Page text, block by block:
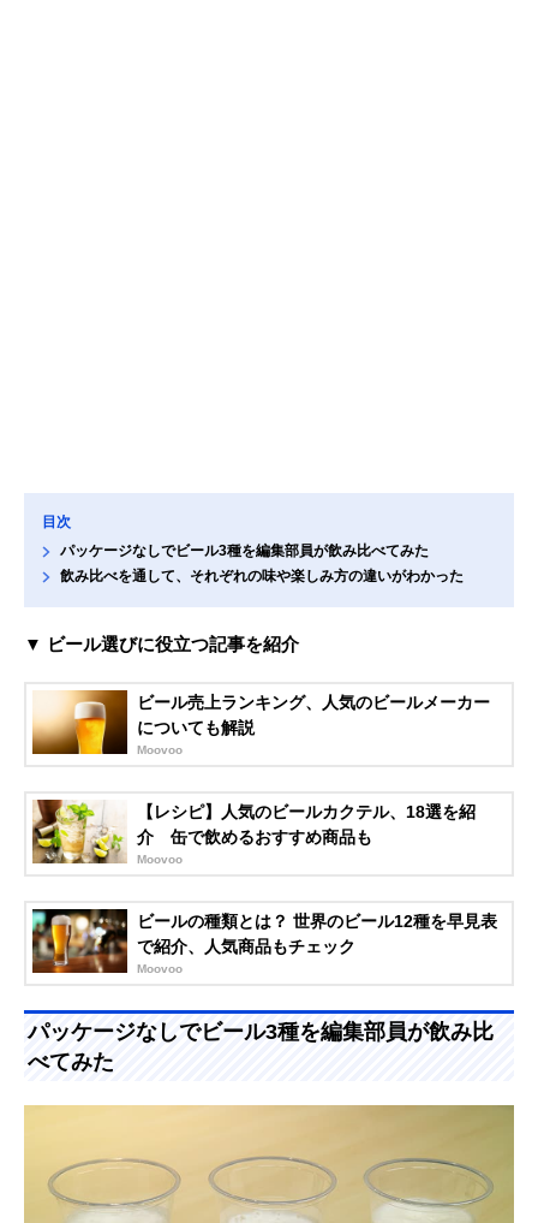
目次
パッケージなしでビール3種を編集部員が飲み比べてみた
飲み比べを通して、それぞれの味や楽しみ方の違いがわかった
▼ ビール選びに役立つ記事を紹介
ビール売上ランキング、人気のビールメーカー
についても解説
Moovoo
【レシピ】人気のビールカクテル、18選を紹
介 缶で飲めるおすすめ商品も
Moovoo
ビールの種類とは？ 世界のビール12種を早見表
で紹介、人気商品もチェック
Moovoo
パッケージなしでビール3種を編集部員が飲み比
べてみた